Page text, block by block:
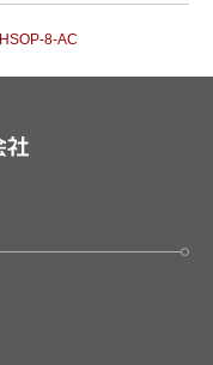
HSOP-8-AC